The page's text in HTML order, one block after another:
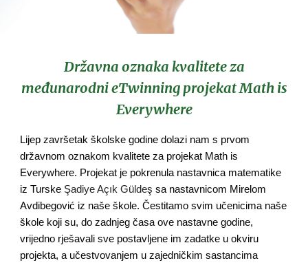
Državna oznaka kvalitete za
međunarodni eTwinning projekat Math is
Everywhere
Lijep završetak školske godine dolazi nam s prvom
državnom oznakom kvalitete za projekat Math is
Everywhere. Projekat je pokrenula nastavnica matematike
iz Turske Şadiye Açık Güldeş sa nastavnicom Mirelom
Avdibegović iz naše škole. Čestitamo svim učenicima naše
škole koji su, do zadnjeg časa ove nastavne godine,
vrijedno rješavali sve postavljene im zadatke u okviru
projekta, a učestvovanjem u zajedničkim sastancima